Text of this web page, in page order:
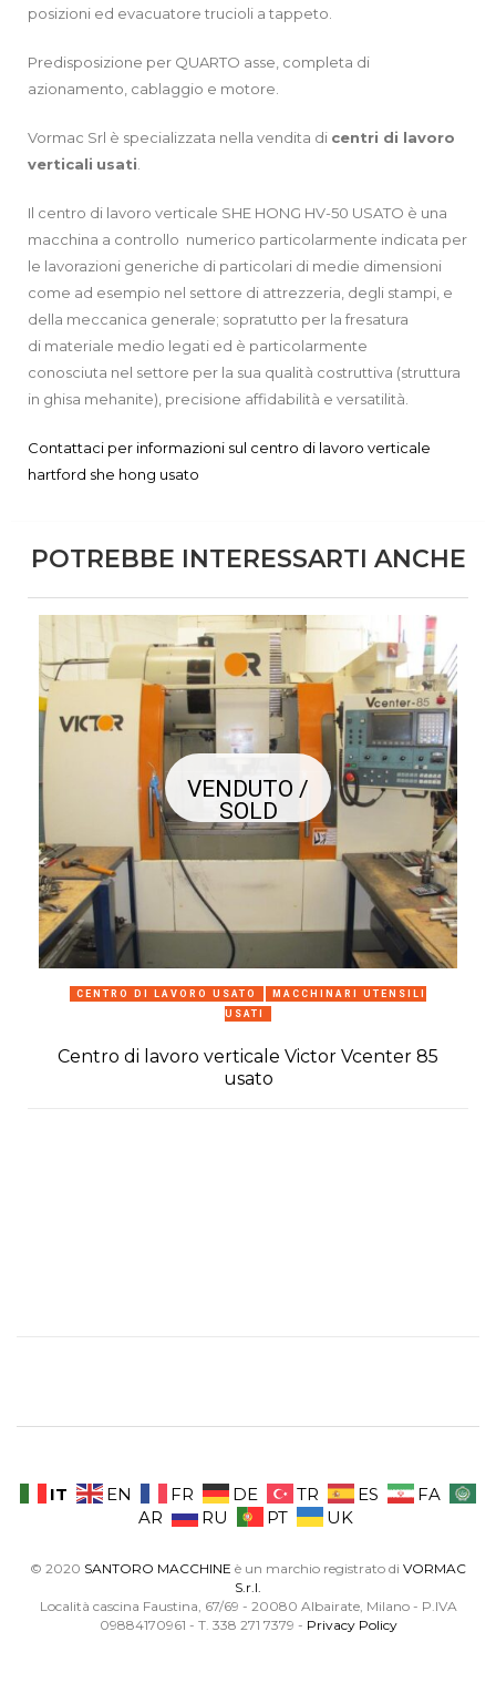
posizioni ed evacuatore trucioli a tappeto.
Predisposizione per QUARTO asse, completa di
azionamento, cablaggio e motore.
Vormac Srl è specializzata nella vendita di centri di lavoro
verticali usati
Il centro di lavoro verticale SHE HONG HV-50 USATO è una
macchina a controllo numerico particolarmente indicata per
le lavorazioni generiche di particolari di medie dimensioni
come ad esempio nel settore di attrezzeria, degli stampi, e
della meccanica generale; sopratutto per la fresatura
di materiale medio legati ed è particolarmente
conosciuta nel settore per la sua qualità costruttiva (struttura
in ghisa mehanite), precisione affidabilità e versatilità.
Contattaci per informazioni sul centro di lavoro verticale
hartford she hong usato
POTREBBE INTERESSARTI ANCHE
VENDUTO /
SOLD
CENTRO DI LAVORO USATO
MACCHINARI UTENSILI
USATI
Centro di lavoro verticale Victor Vcenter 85
usato
IT EN FR DE TR ES
FA
AR
RU PT UK
© 2020 SANTORO MACCHINE è un marchio registrato di VORMAC
S.r.l.
Località cascina Faustina, 67/69 - 20080 Albairate, Milano - P.IVA
09884170961 - T. 338 271 7379 - Privacy Policy